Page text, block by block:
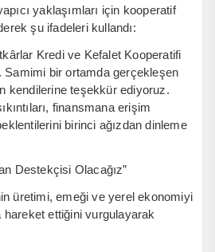
yaklaşımları için kooperatif
şu ifadeleri kullandı:
Kredi ve Kefalet Kooperatifi
bir ortamda gerçekleşen
kendilerine teşekkür ediyoruz.
finansmana erişim
birinci ağızdan dinleme
Destekçisi Olacağız”
üretimi, emeği ve yerel ekonomiyi
hareket ettiğini vurgulayarak